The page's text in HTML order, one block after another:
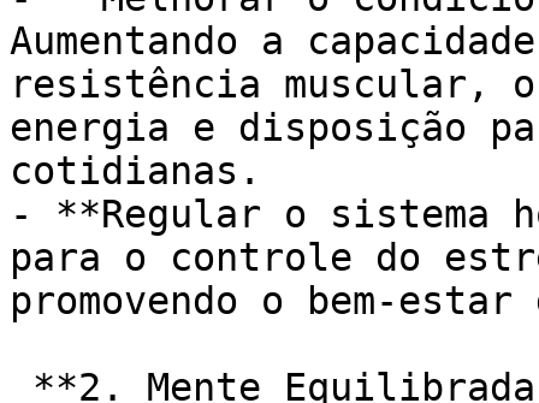
Aumentando a
resistência muscular,
energia e disposição
cotidianas.
- **Regular o sistema
para o controle do
promovendo o bem-